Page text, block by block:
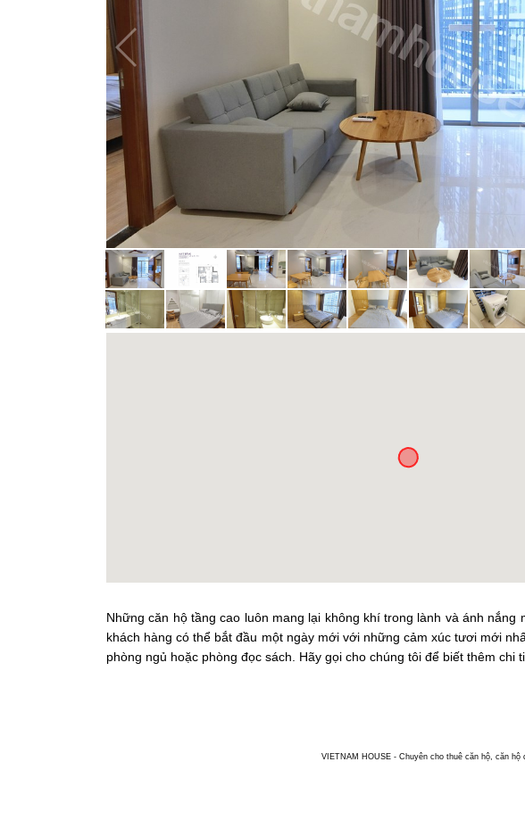
Những căn hộ tầng cao luôn mang lại không khí trong lành và ánh nắng
khách hàng có thể bắt đầu một ngày mới với những cảm xúc tươi mới
phòng ngủ hoặc phòng đọc sách. Hãy gọi cho chúng tôi để biết thêm chi
VIETNAM HOUSE - Chuyên cho thuê căn hộ, căn